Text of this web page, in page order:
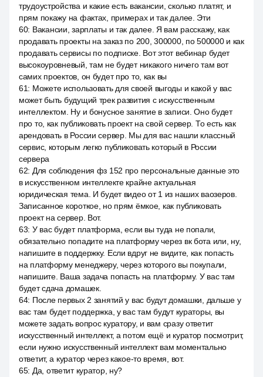
трудоустройства и какие есть вакансии, сколько платят, и
прям покажу на фактах, примерах и так далее. Эти
60: Вакансии, зарплаты и так далее. Я вам расскажу, как
продавать проекты на заказ по 200, 300000, по 500000 и как
продавать сервисы по подписке. Вот этот вебинар будет
высокоуровневый, там не будет никакого ничего там вот
самих проектов, он будет про то, как вы
61: Можете использовать для своей выгоды и какой у вас
может быть будущий трек развития с искусственным
интеллектом. Ну и бонусное занятие в записи. Оно будет
про то, как публиковать проект на свой сервер. То есть как
арендовать в России сервер. Мы для вас нашли классный
сервис, которым легко публиковать который в России
сервера
62: Для соблюдения фз 152 про персональные данные это
в искусственном интеллекте крайне актуальная
юридическая тема. И будет видео от 1 из наших ваозеров.
Записанное короткое, но прям ёмкое, как публиковать
проект на сервер. Вот.
63: У вас будет платформа, если вы туда не попали,
обязательно попадите на платформу через вк бота или, ну,
напишите в поддержку. Если вдруг не видите, как попасть
на платформу менеджеру, через которого вы покупали,
напишите. Ваша задача попасть на платформу. У вас там
будет сдача домашек.
64: После первых 2 занятий у вас будут домашки, дальше у
вас там будет поддержка, у вас там будут кураторы, вы
можете задать вопрос куратору, и вам сразу ответит
искусственный интеллект, а потом ещё и куратор посмотрит,
если нужно искусственный интеллект вам моментально
ответит, а куратор через какое-то время, вот.
65: Да, ответит куратор, ну?